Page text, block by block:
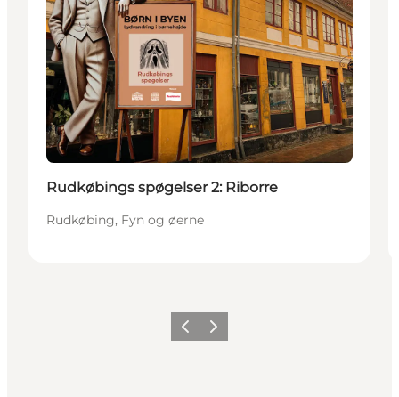
Rudkøbings spøgelser 2: Riborre
Rudkøbing, Fyn og øerne
ForrigeNeste